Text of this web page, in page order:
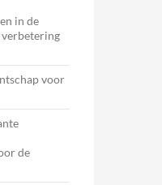
in de
voor
de